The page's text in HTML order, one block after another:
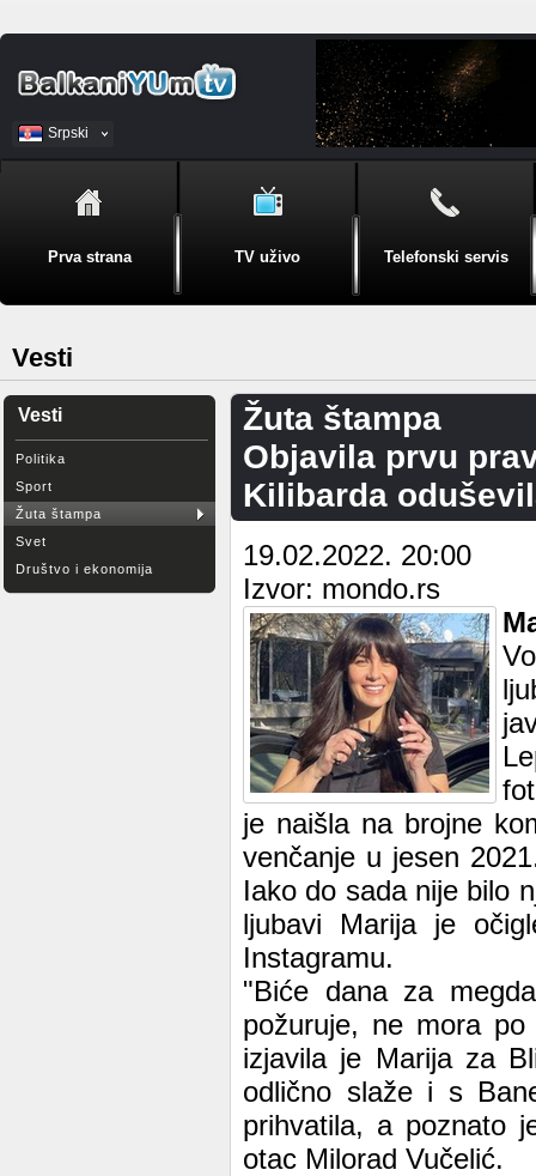
Srpski
BiH
Prva strana TV uživo Telefonski servis
Vesti
Vesti
Politika
Sport
Žuta štampa
Svet
Društvo i ekonomija
Žuta štampa
Objavila prvu
Kilibarda
19.02.2022. 20:00
Izvor: mondo.rs
je naišla na brojne
venčanje u jesen
Iako do sada nije bilo
ljubavi Marija je
Instagramu.
"Biće dana za
požuruje, ne mora
izjavila je Marija za
odlično slaže i s
prihvatila, a poznato
otac Milorad Vučelić.